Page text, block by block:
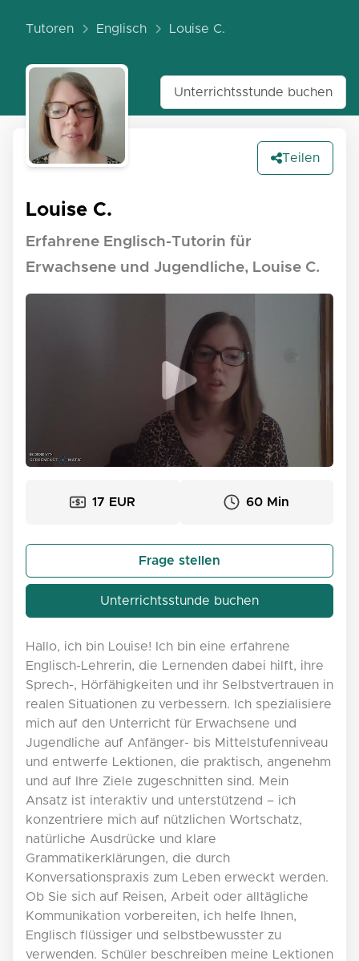
Tutoren Englisch Louise C.
Unterrichtsstunde buchen
Teilen
Louise C.
Erfahrene Englisch-Tutorin für
Erwachsene und Jugendliche, Louise C.
17 EUR 60 Min
Frage stellen
Unterrichtsstunde buchen
Hallo, ich bin Louise! Ich bin eine erfahrene
Englisch-Lehrerin, die Lernenden dabei hilft, ihre
Sprech-, Hörfähigkeiten und ihr Selbstvertrauen in
realen Situationen zu verbessern. Ich spezialisiere
mich auf den Unterricht für Erwachsene und
Jugendliche auf Anfänger- bis Mittelstufenniveau
und entwerfe Lektionen, die praktisch, angenehm
und auf Ihre Ziele zugeschnitten sind. Mein
Ansatz ist interaktiv und unterstützend – ich
konzentriere mich auf nützlichen Wortschatz,
natürliche Ausdrücke und klare
Grammatikerklärungen, die durch
Konversationspraxis zum Leben erweckt werden.
Ob Sie sich auf Reisen, Arbeit oder alltägliche
Kommunikation vorbereiten, ich helfe Ihnen,
Englisch flüssiger und selbstbewusster zu
verwenden. Schüler beschreiben meine Lektionen